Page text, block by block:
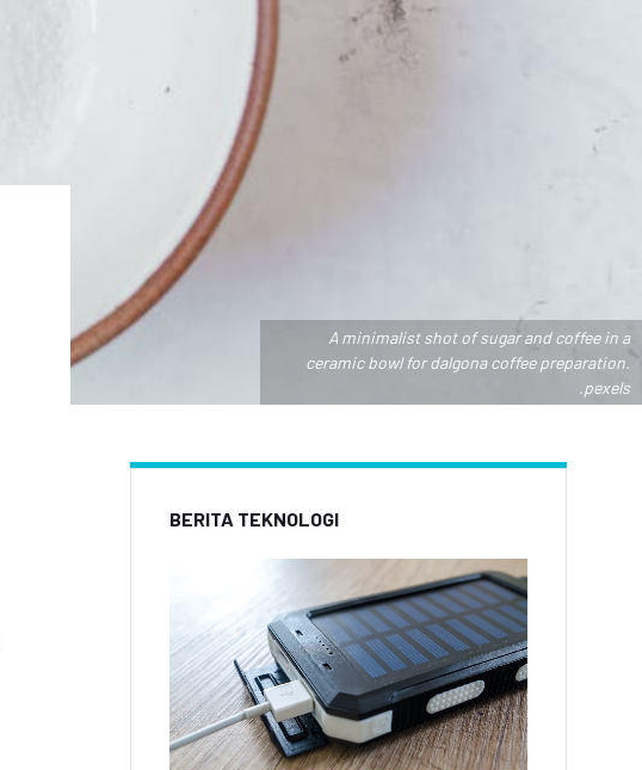
A minimalist shot of sugar and coffee in a
ceramic bowl for dalgona coffee preparation.
.pexels
BERITA TEKNOLOGI